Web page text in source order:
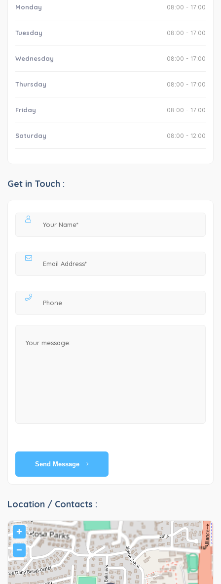
Monday 08:00 - 17:00
Tuesday 08:00 - 17:00
Wednesday 08:00 - 17:00
Thursday 08:00 - 17:00
Friday 08:00 - 17:00
Saturday 08:00 - 12:00
Get in Touch :
Send Message
Location / Contacts :
+
−